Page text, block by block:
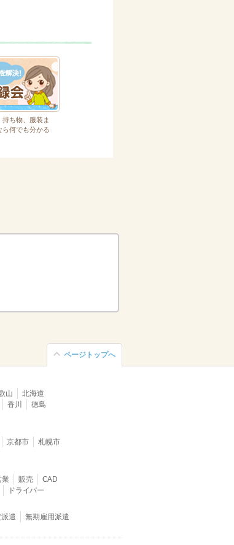
ち物、服装ま
ら何でも分かる
ページトップへ
山
北海道
香川
徳島
京都市
札幌市
業 販売
CAD
ドライバー
遣 無期雇用派遣